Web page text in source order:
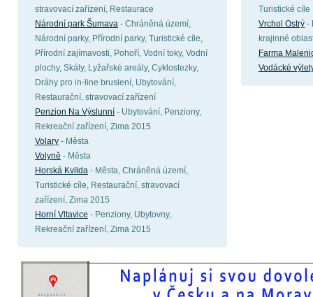
stravovací zařízení, Restaurace
Národní park Šumava - Chráněná území,
Národní parky, Přírodní parky, Turistické cíle,
Přírodní zajímavosti, Pohoří, Vodní toky, Vodní
plochy, Skály, Lyžařské areály, Cyklostezky,
Dráhy pro in-line bruslení, Ubytování,
Restaurační, stravovací zařízení
Penzion Na Výslunní - Ubytování, Penziony,
Rekreační zařízení, Zima 2015
Volary - Města
Volyně - Města
Horská Kvilda - Města, Chráněná území,
Turistické cíle, Restaurační, stravovací
zařízení, Zima 2015
Horní Vltavice - Penziony, Ubytovny,
Rekreační zařízení, Zima 2015
Turistické cíle
Vrchol Ostrý -
krajinné
Farma
Vodácké